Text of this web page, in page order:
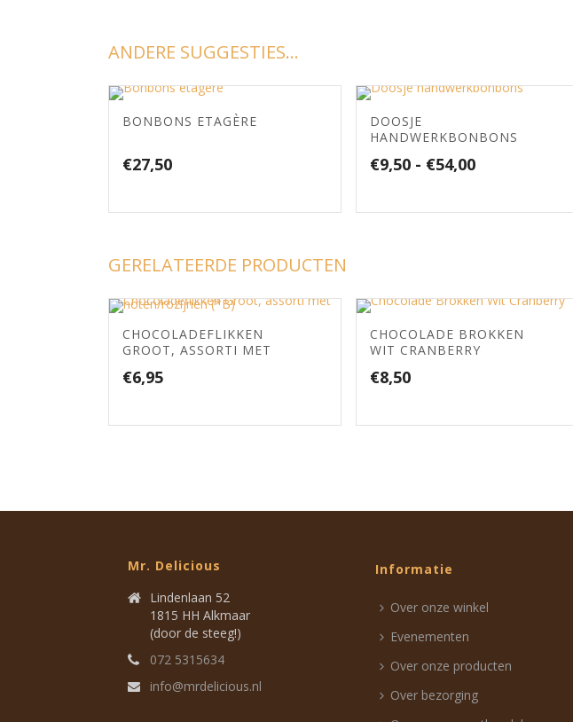
ANDERE SUGGESTIES…
BONBONS ETAGÈRE
€27,50
DOOSJE
HANDWERKBONBONS
€9,50 - €54,00Prijsklasse:
GERELATEERDE PRODUCTEN
CHOCOLADEFLIKKEN
GROOT, ASSORTI MET
€6,95
CHOCOLADE BROKKEN
WIT CRANBERRY
€8,50
Mr. Delicious
Lindenlaan 52
1815 HH Alkmaar
(door de steeg!)
072 5315634
info@mrdelicious.nl
Informatie
Over onze winkel
Evenementen
Over onze producten
Over bezorging